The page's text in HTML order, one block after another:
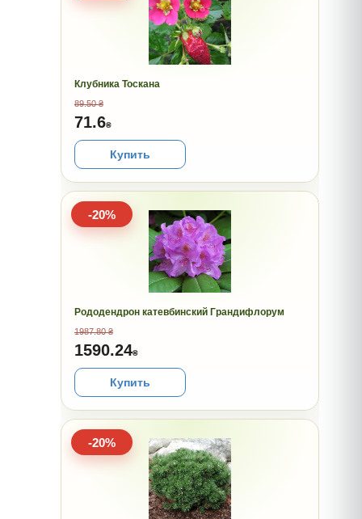
Клубника Тоскана
89.50 ₴
71.6₴
Купить
-20%
Рододендрон катевбинский Грандифлорум
1987.80 ₴
1590.24₴
Купить
-20%